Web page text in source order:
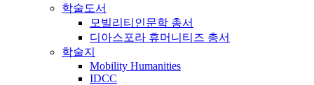
학술도서
모빌리티인문학 총서
디아스포라 휴머니티즈 총서
학술지
Mobility Humanities
IDCC